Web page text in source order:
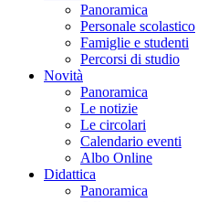
Panoramica
Personale scolastico
Famiglie e studenti
Percorsi di studio
Novità
Panoramica
Le notizie
Le circolari
Calendario eventi
Albo Online
Didattica
Panoramica